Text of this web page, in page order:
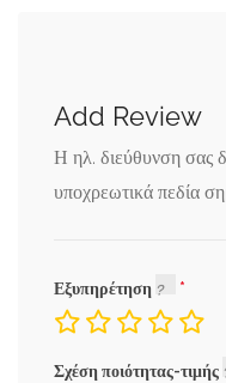
Add Review
Η ηλ. διεύθυνση σας
υποχρεωτικά πεδία
Εξυπηρέτηση
Σχέση ποιότητας-τιμής